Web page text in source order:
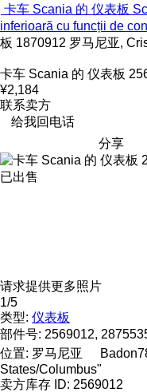
卡车 Scania 的 仪表板
inferioară cu funcții de
板 1870912 罗马尼亚,
卡车 Scania 的 仪表板
¥2,184
联系卖方
给我回电话
分享
已出售
请求提供更多照片
1/5
类型: 仪表板
部件号: 2569012,
位置: 罗马尼亚 Badon
States/Columbus"
卖方库存 ID: 2569012